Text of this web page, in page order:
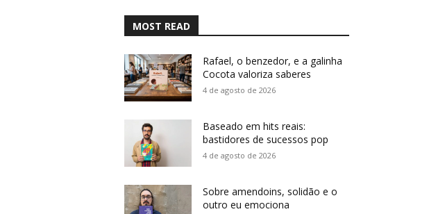
MOST READ
Rafael, o benzedor, e a galinha
Cocota valoriza saberes
4 de agosto de 2026
Baseado em hits reais:
bastidores de sucessos pop
4 de agosto de 2026
Sobre amendoins, solidão e o
outro eu emociona